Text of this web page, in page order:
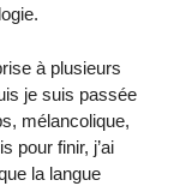
à plusieurs
je suis passée
mélancolique,
pour finir, j’ai
la langue